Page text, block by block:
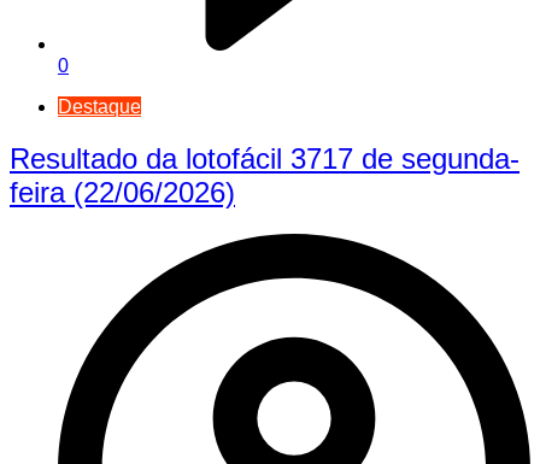
0
Destaque
Resultado da lotofácil 3717 de segunda-
feira (22/06/2026)